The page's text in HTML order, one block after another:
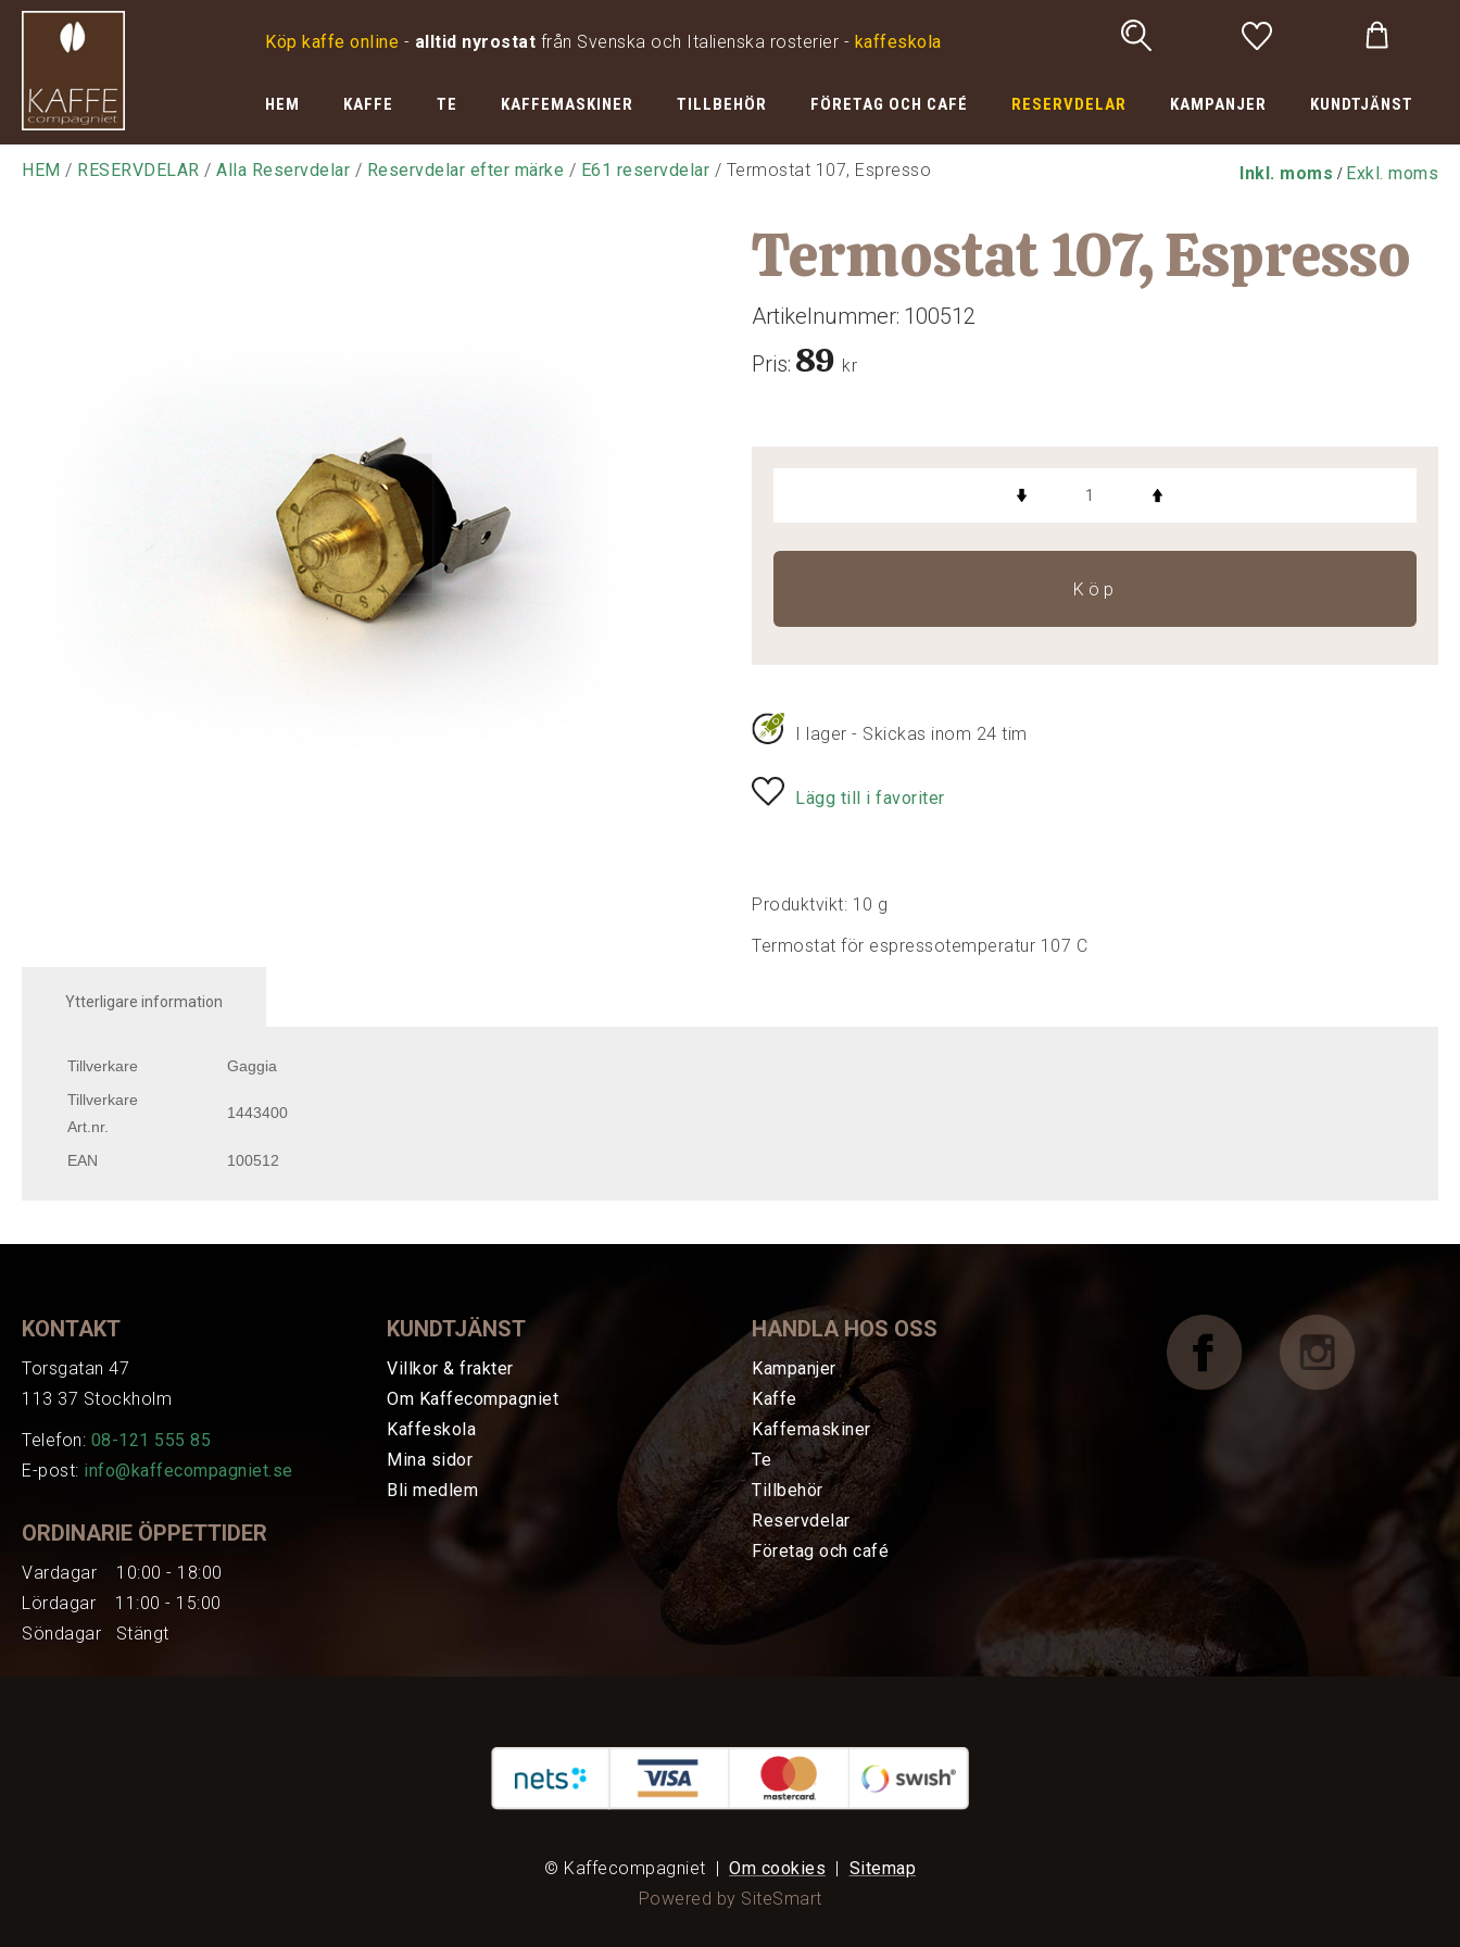
Köp kaffe online - alltid nyrostat från Svenska och Italienska rosterier - kaffeskola
HEM KAFFE TE KAFFEMASKINER TILLBEHÖR FÖRETAG OCH CAFÉ RESERVDELAR KAMPANJER KUNDTJÄNST
HEM / RESERVDELAR / Alla Reservdelar / Reservdelar efter märke / E61 reservdelar / Termostat 107, Espresso Inkl. moms / Exkl. moms
Termostat 107, Espresso
Artikelnummer: 100512
Pris: 89 kr
Köp
I lager - Skickas inom 24 tim
Lägg till i favoriter
Produktvikt: 10 g
Termostat för espressotemperatur 107 C
Ytterligare information
Tillverkare
Gaggia
Tillverkare
Art.nr.
1443400
EAN 100512
KONTAKT
Torsgatan 47
113 37 Stockholm
Telefon: 08-121 555 85
E-post: info@kaffecompagniet.se
ORDINARIE ÖPPETTIDER
Vardagar 10:00 - 18:00
Lördagar 11:00 - 15:00
Söndagar Stängt
KUNDTJÄNST
Villkor & frakter
Om Kaffecompagniet
Kaffeskola
Mina sidor
Bli medlem
HANDLA HOS OSS
Kampanjer
Kaffe
Kaffemaskiner
Te
Tillbehör
Reservdelar
Företag och café
© Kaffecompagniet | Om cookies | Sitemap
Powered by SiteSmart